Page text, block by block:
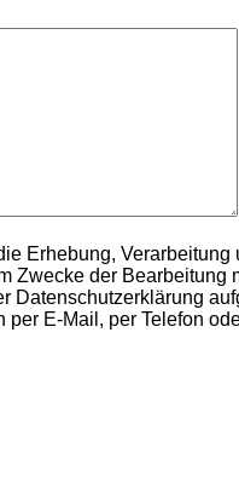
Erhebung, Verarbeitung
Zwecke der Bearbeitung
Datenschutzerklärung
per E-Mail, per Telefon